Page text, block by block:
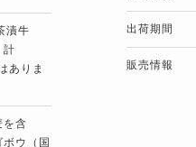
漬牛
計
ありま
を含
ウ（国
出荷期間
販売情報